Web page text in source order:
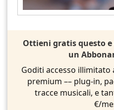
Ottieni gratis questo
un
Goditi accesso
premium –– plug-in,
tracce musicali, e
€/